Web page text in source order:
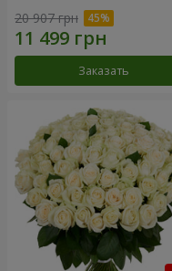
20 907 грн
Заказать